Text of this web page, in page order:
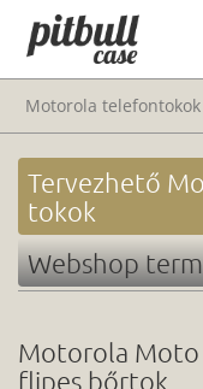
Motorola telefontokok
Tervezhető
tokok
Webshop
Motorola Moto
flipes bőrtok